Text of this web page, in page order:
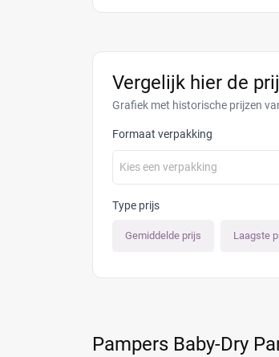
Vergelijk hier de
Grafiek met historische prijzen
Formaat verpakking
Kies een verpakking
Type prijs
Gemiddelde prijs Laagste
Pampers Baby-Dry